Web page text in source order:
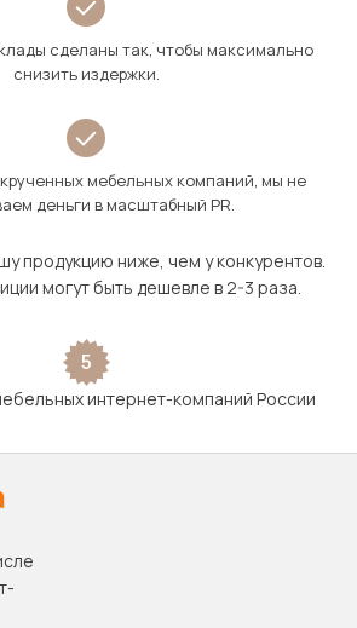
сделаны так, чтобы максимально
снизить издержки.
мебельных компаний, мы не
деньги в масштабный PR.
продукцию ниже, чем у конкурентов.
могут быть дешевле в 2-3 раза.
5
интернет-компаний России